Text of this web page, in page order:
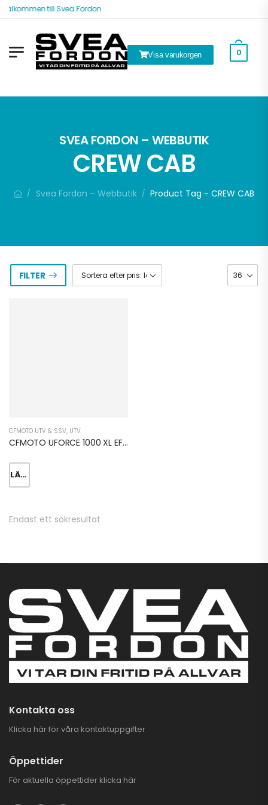
Välkommen till Svea Fordon
Visa varukorgen 0
SVEA FORDON – WEBBUTIK
CREW CAB
/ Svea Fordon – Webbutik / Product Tag - CREW CAB
74.900,00kr
7.995,00
CFMOTO CFORCE
625 TOURING EFI
EPS 4X4
93.900,00kr–
97.900,00 kr
FILTER
CFMOTO UTV & SSV, UTV
CFMOTO UFORCE 1000 XL EFi EPS & BANDSATS
LÄS MER
Endast ett sökresultat
Kontakta oss
Klicka här för våra kontaktuppgifter
Öppettider
För aktuella öppettider klicka här